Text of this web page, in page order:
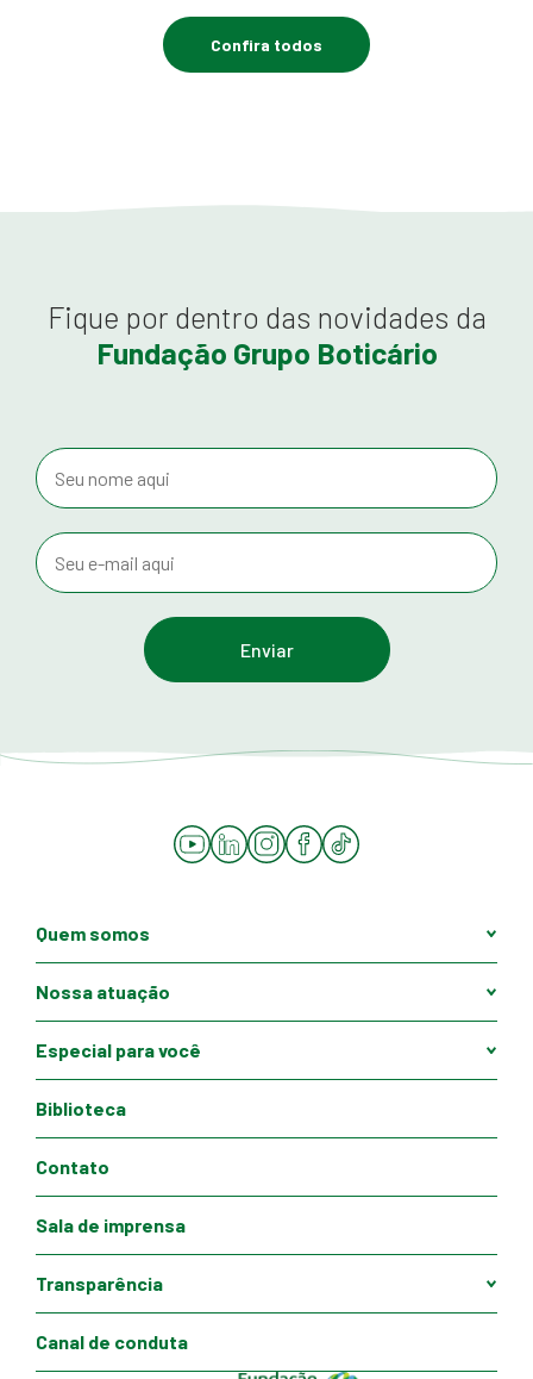
Confira todos
Fique por dentro das novidades da
Fundação Grupo Boticário
YouTube
LinkedInInstagramFacebook
Tiktok
Quem somos
Nossa atuação
Especial para você
Biblioteca
Contato
Sala de imprensa
Transparência
Canal de conduta